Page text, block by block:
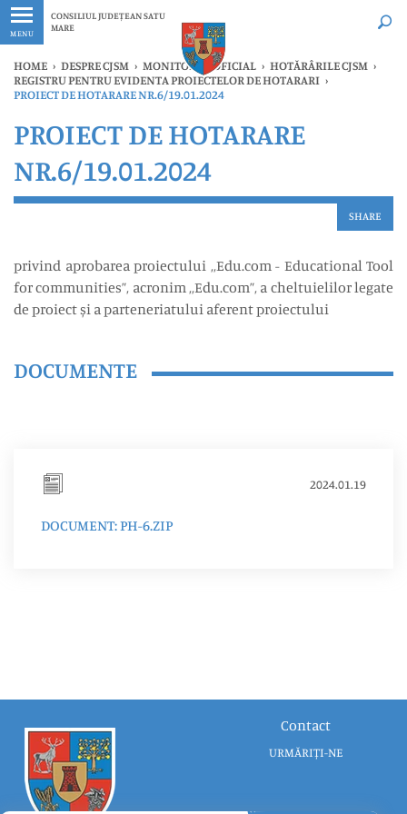
MENU
CONSILIUL JUDEȚEAN SATU
MARE
Ultimele
HOME › DESPRE CJSM › MONITORUL OFICIAL › HOTĂRÂRILE CJSM ›
REGISTRU PENTRU EVIDENTA PROIECTELOR DE HOTARARI ›
PROIECT DE HOTARARE NR.6/19.01.2024
PROIECT DE HOTARARE
NR.6/19.01.2024
SHARE
privind aprobarea proiectului ,,Edu.com - Educational Tool
for communities”, acronim ,,Edu.com”, a cheltuielilor legate
de proiect și a parteneriatului aferent proiectului
DOCUMENTE
2024.01.19
DOCUMENT: PH-6.ZIP
Contact
URMĂRIȚI-NE